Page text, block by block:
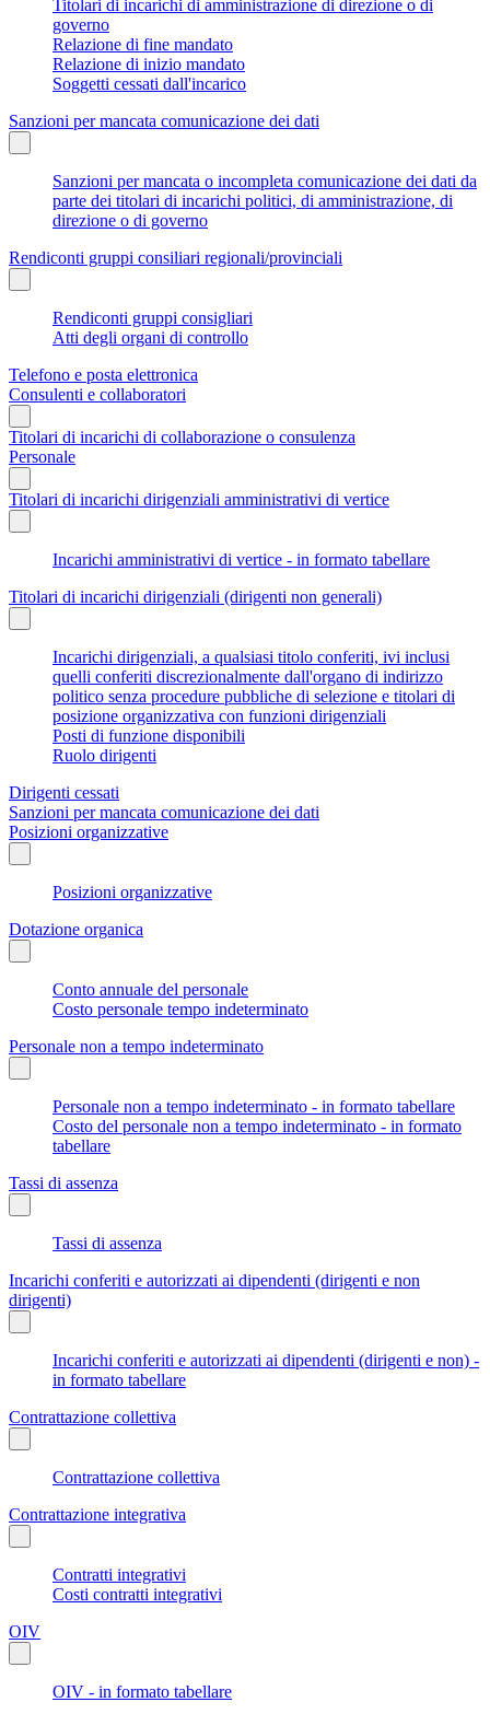
Titolari di incarichi di amministrazione di direzione o di
governo
Relazione di fine mandato
Relazione di inizio mandato
Soggetti cessati dall'incarico
Sanzioni per mancata comunicazione dei dati
Sanzioni per mancata o incompleta comunicazione dei dati da
parte dei titolari di incarichi politici, di amministrazione, di
direzione o di governo
Rendiconti gruppi consiliari regionali/provinciali
Rendiconti gruppi consigliari
Atti degli organi di controllo
Telefono e posta elettronica
Consulenti e collaboratori
Titolari di incarichi di collaborazione o consulenza
Personale
Titolari di incarichi dirigenziali amministrativi di vertice
Incarichi amministrativi di vertice - in formato tabellare
Titolari di incarichi dirigenziali (dirigenti non generali)
Incarichi dirigenziali, a qualsiasi titolo conferiti, ivi inclusi
quelli conferiti discrezionalmente dall'organo di indirizzo
politico senza procedure pubbliche di selezione e titolari di
posizione organizzativa con funzioni dirigenziali
Posti di funzione disponibili
Ruolo dirigenti
Dirigenti cessati
Sanzioni per mancata comunicazione dei dati
Posizioni organizzative
Posizioni organizzative
Dotazione organica
Conto annuale del personale
Costo personale tempo indeterminato
Personale non a tempo indeterminato
Personale non a tempo indeterminato - in formato tabellare
Costo del personale non a tempo indeterminato - in formato
tabellare
Tassi di assenza
Tassi di assenza
Incarichi conferiti e autorizzati ai dipendenti (dirigenti e non
dirigenti)
Incarichi conferiti e autorizzati ai dipendenti (dirigenti e non) -
in formato tabellare
Contrattazione collettiva
Contrattazione collettiva
Contrattazione integrativa
Contratti integrativi
Costi contratti integrativi
OIV
OIV - in formato tabellare